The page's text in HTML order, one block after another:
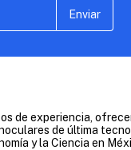
Enviar
de experiencia,
de última
y la Ciencia en